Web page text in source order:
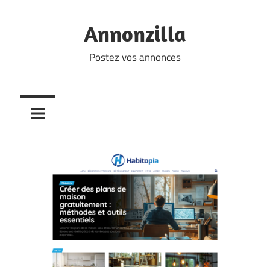
Annonzilla
Postez vos annonces